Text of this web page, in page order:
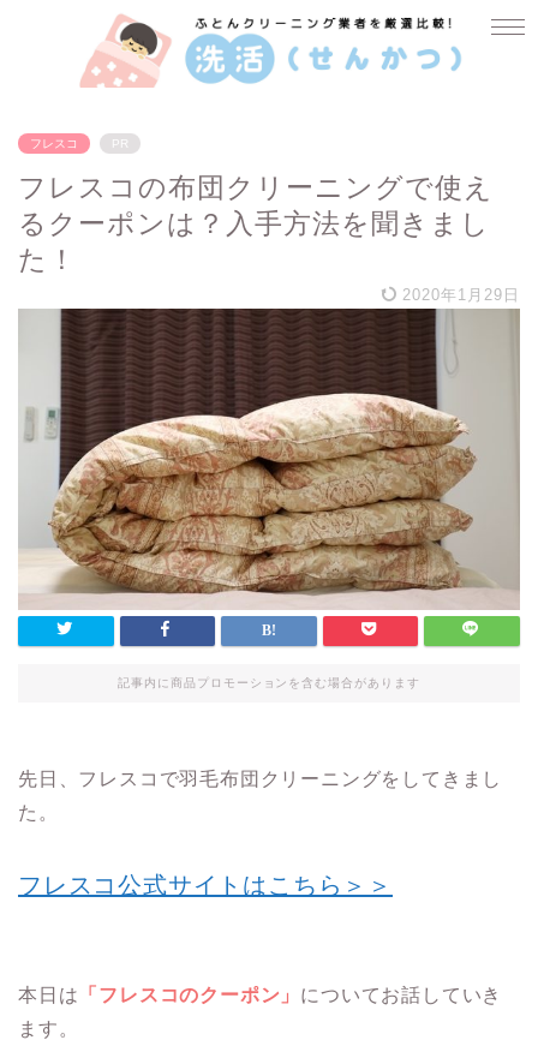
フレスコ PR
フレスコの布団クリーニングで使え
るクーポンは？入手方法を聞きまし
た！
2020年1月29日
記事内に商品プロモーションを含む場合があります
先日、フレスコで羽毛布団クリーニングをしてきまし
た。
フレスコ公式サイトはこちら＞＞
本日は 「フレスコのクーポン」 についてお話していき
ます。